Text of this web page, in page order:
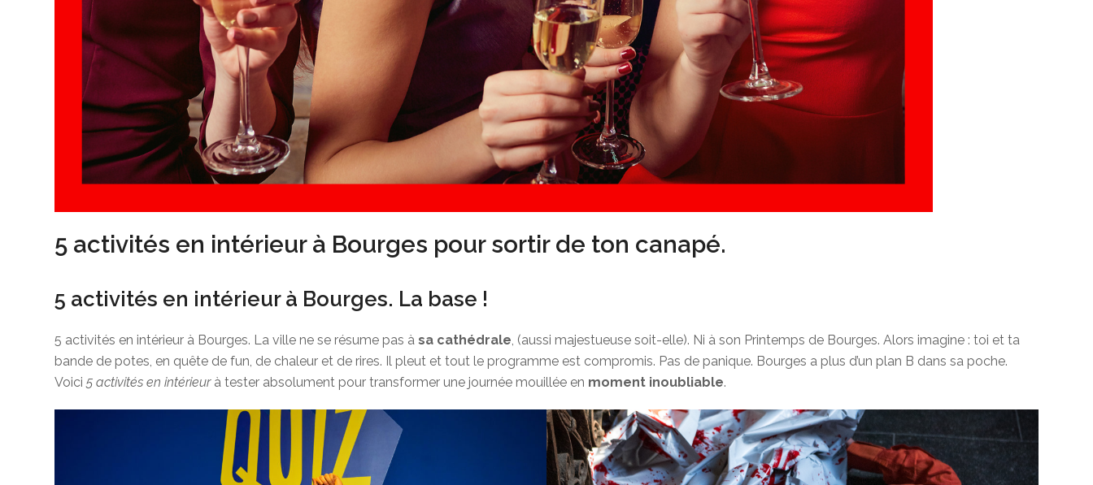
5 activités en intérieur à Bourges pour sortir de ton canapé.
5 activités en intérieur à Bourges. La base !
5 activités en intérieur à Bourges. La ville ne se résume pas àsa cathédrale, (aussi majestueuse soit-elle). Ni à son Printemps de Bourges. Alors imagine : toi et ta
bande de potes, en quête de fun, de chaleur et de rires. Il pleut et tout le programme est compromis. Pas de panique. Bourges a plus d’un plan B dans sa poche.
Voici5 activités en intérieur à tester absolument pour transformer une journée mouillée en moment inoubliable.